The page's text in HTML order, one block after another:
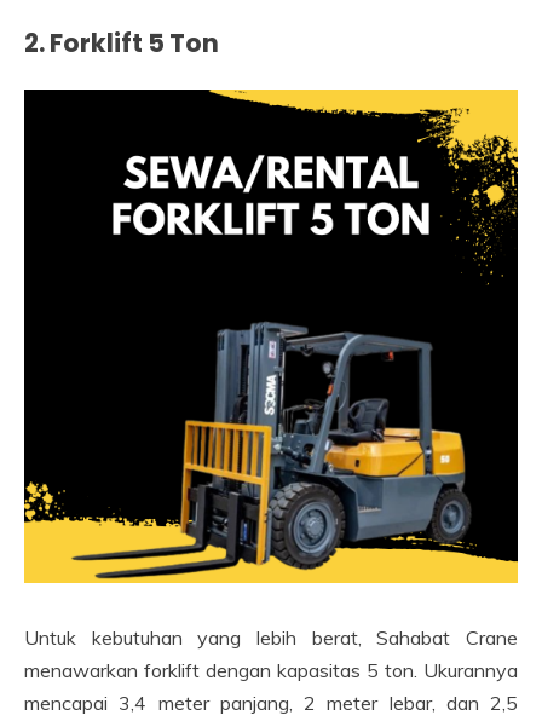
2. Forklift 5 Ton
Untuk kebutuhan yang lebih berat, Sahabat Crane
menawarkan forklift dengan kapasitas 5 ton. Ukurannya
mencapai 3,4 meter panjang, 2 meter lebar, dan 2,5